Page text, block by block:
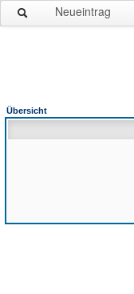
Neueintrag
Übersicht